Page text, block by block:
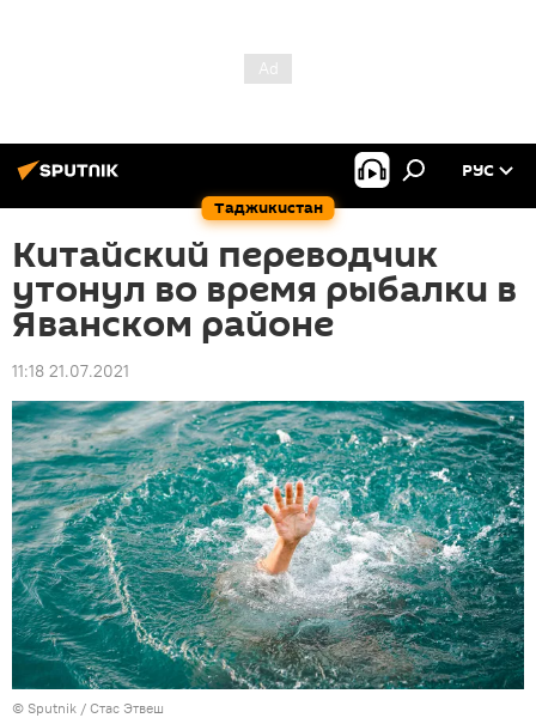
Таджикистан
РУС
Китайский переводчик
утонул во время рыбалки в
Яванском районе
11:18 21.07.2021
© Sputnik / Стас Этвеш